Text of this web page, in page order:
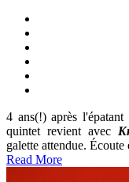
4 ans(!) après l'épatant
quintet revient avec
galette attendue. Écoute
Read More